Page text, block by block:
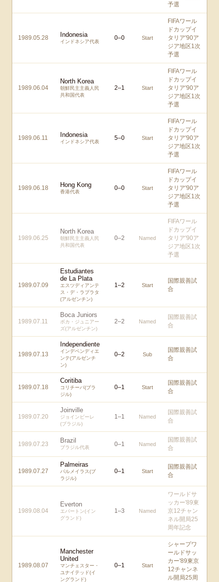
予選
1989.05.28 Indonesia
インドネシア代表
0–0 Start
FIFAワール
ドカップイ
タリア'90ア
ジア地区1次
予選
1989.06.04
North Korea
朝鮮民主主義人民
共和国代表
2–1 Start
FIFAワール
ドカップイ
タリア'90ア
ジア地区1次
予選
1989.06.11 Indonesia
インドネシア代表
5–0 Start
FIFAワール
ドカップイ
タリア'90ア
ジア地区1次
予選
1989.06.18 Hong Kong
香港代表
0–0 Start
FIFAワール
ドカップイ
タリア'90ア
ジア地区1次
予選
1989.06.25
North Korea
朝鮮民主主義人民
共和国代表
0–2 Named
FIFAワール
ドカップイ
タリア'90ア
ジア地区1次
予選
1989.07.09
Estudiantes
de La Plata
エスツディアンテ
ス・デ・ラプラタ
(アルゼンチン)
1–2 Start
国際親善試
合
1989.07.11
Boca Juniors
ボカ・ジュニアー
ズ(アルゼンチン)
2–2 Named
国際親善試
合
1989.07.13
Independiente
インデペンディエ
ンテ(アルゼンチ
ン)
0–2 Sub
国際親善試
合
1989.07.18
Coritiba
コリチーバ(ブラ
ジル)
0–1 Start
国際親善試
合
1989.07.20
Joinville
ジョインビーレ
(ブラジル)
1–1 Named
国際親善試
合
1989.07.23 Brazil
ブラジル代表 0–1 Named
国際親善試
合
1989.07.27
Palmeiras
パルメイラス(ブ
ラジル)
0–1 Start
国際親善試
合
1989.08.04
Everton
エバートン(イン
グランド)
1–3 Named
ワールドサ
ッカー'89東
京12チャン
ネル開局25
周年記念
1989.08.07
Manchester
United
マンチェスター・
ユナイテッド(イ
ングランド)
0–1 Start
シャープワ
ールドサッ
カー'89東京
12チャンネ
ル開局25周